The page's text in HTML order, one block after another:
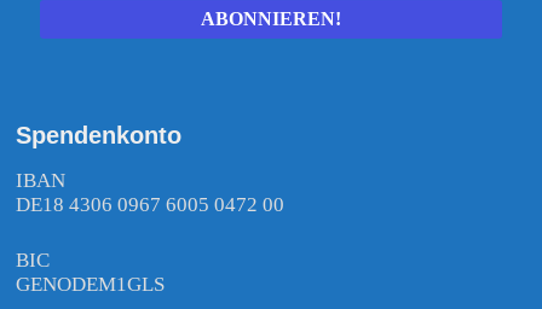
Spendenkonto
IBAN
DE18 4306 0967 6005 0472 00
BIC
GENODEM1GLS